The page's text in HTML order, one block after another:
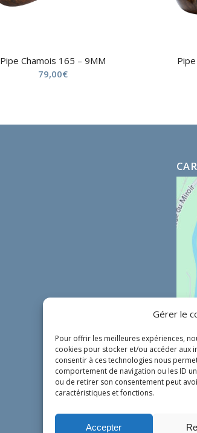
Gérer le
Pour offrir les meilleures expériences,
cookies pour stocker et/ou accéder aux
consentir à ces technologies nous
comportement de navigation ou les ID
ou de retirer son consentement peut
caractéristiques et fonctions.
Accepter
Pipe Chamois 165 – 9MM
79,00€